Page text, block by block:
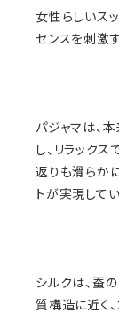
女性らしいス
センスを刺激
パジャマは、
し、リラック
返りも滑らか
トが実現してい
シルクは、蚕
質構造に近く